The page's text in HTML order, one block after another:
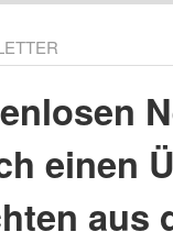
einen
aus